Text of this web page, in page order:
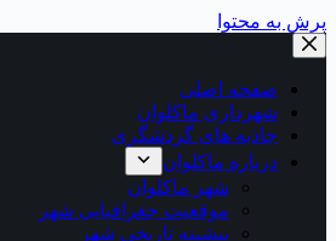
پرش به محتوا
صفحه اصلی
شهرداری ماکلوان
جاذبه های گردشگری
درباره ماکلوان
شهر ماکلوان
موقعیت جغرافیایی شهر
پیشینه تاریخی شهر